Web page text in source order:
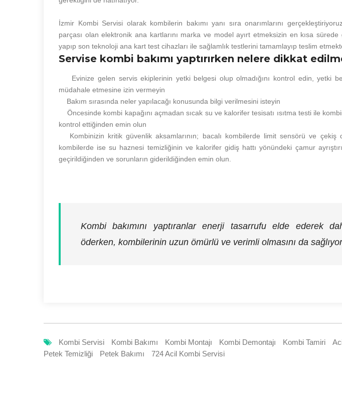
İzmir Kombi Servisi olarak kombilerin bakımı yanı sıra onarımlarını
parçası olan elektronik ana kartlarını marka ve model ayırt etmeksizin en kısa
yapıp son teknoloji ana kart test cihazları ile sağlamlık testlerini tamamlayıp teslim
Servise kombi bakımı yaptırırken nelere dikkat
Evinize gelen servis ekiplerinin yetki belgesi olup olmadığını kontrol edin, yetki
müdahale etmesine izin vermeyin
Bakım sırasında neler yapılacağı konusunda bilgi verilmesini isteyin
Öncesinde kombi kapağını açmadan sıcak su ve kalorifer tesisatı ısıtma testi ile
kontrol ettiğinden emin olun
Kombinizin kritik güvenlik aksamlarının; bacalı kombilerde limit sensörü ve çekiş
kombilerde ise su haznesi temizliğinin ve kalorifer gidiş hattı yönündeki çamur
geçirildiğinden ve sorunların giderildiğinden emin olun.
Kombi bakımını yaptıranlar enerji tasarrufu elde ederek
öderken, kombilerinin uzun ömürlü ve verimli olmasını da
Kombi Servisi Kombi Bakımı Kombi Montajı Kombi Demontajı Kombi Tamiri
Petek Temizliği
Petek Bakımı 724 Acil Kombi Servisi